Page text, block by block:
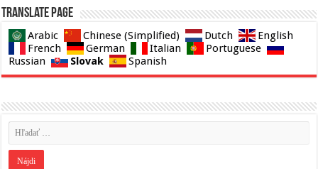
Translate page
Arabic Chinese (Simplified) Dutch
English
French
German Italian
Portuguese
Russian
Slovak Spanish